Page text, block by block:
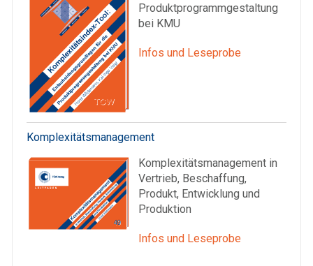
Produktprogrammgestaltung
bei KMU
Infos und Leseprobe
Komplexitätsmanagement
Komplexitätsmanagement in
Vertrieb, Beschaffung,
Produkt, Entwicklung und
Produktion
Infos und Leseprobe